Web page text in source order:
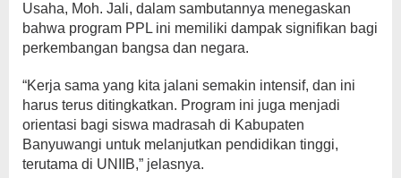
Usaha, Moh. Jali, dalam sambutannya menegaskan
bahwa program PPL ini memiliki dampak signifikan bagi
perkembangan bangsa dan negara.
“Kerja sama yang kita jalani semakin intensif, dan ini
harus terus ditingkatkan. Program ini juga menjadi
orientasi bagi siswa madrasah di Kabupaten
Banyuwangi untuk melanjutkan pendidikan tinggi,
terutama di UNIIB,” jelasnya.